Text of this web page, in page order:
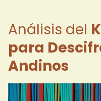
Análisis del
para
Andinos